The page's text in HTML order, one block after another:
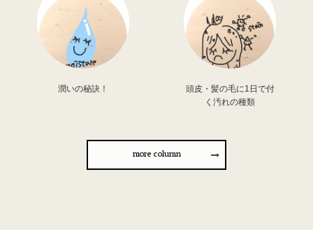
潤いの秘訣！
頭皮・髪の毛に1日で付
く汚れの種類
more column